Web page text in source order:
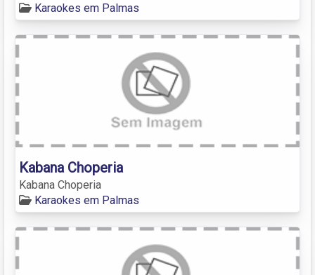
Karaokes em Palmas
Kabana Choperia
Kabana Choperia
Karaokes em Palmas